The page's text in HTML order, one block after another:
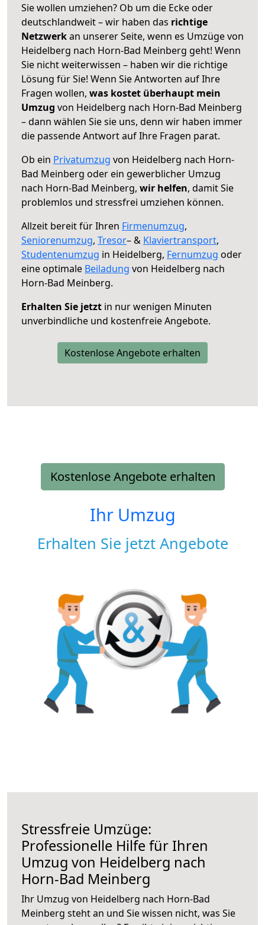
Sie wollen umziehen? Ob um die Ecke oder
deutschlandweit – wir haben das richtige
Netzwerkan unserer Seite, wenn es Umzüge von
Heidelberg nach Horn-Bad Meinberg geht! Wenn
Sie nicht weiterwissen – haben wir die richtige
Lösung für Sie! Wenn Sie Antworten auf Ihre
Fragen wollen, was kostet überhaupt mein
Umzug von Heidelberg nach Horn-Bad Meinberg
– dann wählen Sie sie uns, denn wir haben immer
die passende Antwort auf Ihre Fragen parat.
Ob ein Privatumzug von Heidelberg nach Horn-
Bad Meinberg oder ein gewerblicher Umzug
nach Horn-Bad Meinberg, wir helfen, damit Sie
problemlos und stressfrei umziehen können.
Allzeit bereit für Ihren Firmenumzug,
Seniorenumzug, Tresor– & Klaviertransport,
Studentenumzug in Heidelberg, Fernumzug oder
eine optimale Beiladung von Heidelberg nach
Horn-Bad Meinberg.
Erhalten Sie jetzt in nur wenigen Minuten
unverbindliche und kostenfreie Angebote.
Kostenlose Angebote erhalten
Kostenlose Angebote erhalten
Ihr Umzug
Erhalten Sie jetzt Angebote
Stressfreie Umzüge:
Professionelle Hilfe für Ihren
Umzug von Heidelberg nach
Horn-Bad Meinberg
Ihr Umzug von Heidelberg nach Horn-Bad
Meinberg steht an und Sie wissen nicht, was Sie